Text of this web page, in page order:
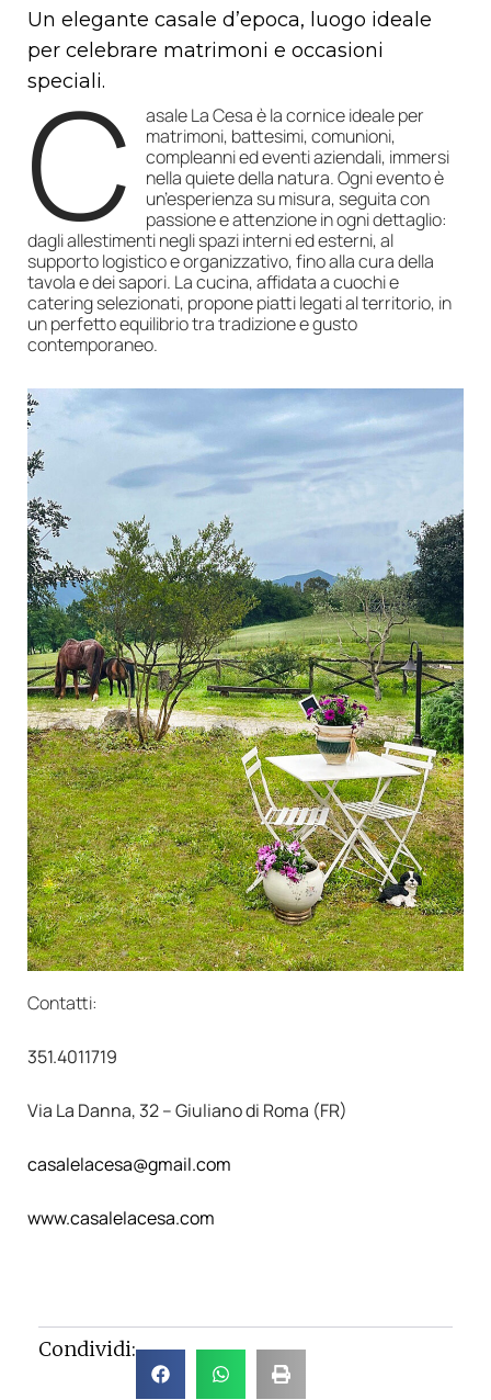
Un elegante casale d’epoca, luogo ideale
per celebrare matrimoni e occasioni
speciali.
C
asale La Cesa è la cornice ideale per
matrimoni, battesimi, comunioni,
compleanni ed eventi aziendali, immersi
nella quiete della natura. Ogni evento è
un’esperienza su misura, seguita con
passione e attenzione in ogni dettaglio:
dagli allestimenti negli spazi interni ed esterni, al
supporto logistico e organizzativo, fino alla cura della
tavola e dei sapori. La cucina, affidata a cuochi e
catering selezionati, propone piatti legati al territorio, in
un perfetto equilibrio tra tradizione e gusto
contemporaneo.
Contatti:
351.4011719
Via La Danna, 32 – Giuliano di Roma (FR)
casalelacesa@gmail.com
www.casalelacesa.com
Condividi: